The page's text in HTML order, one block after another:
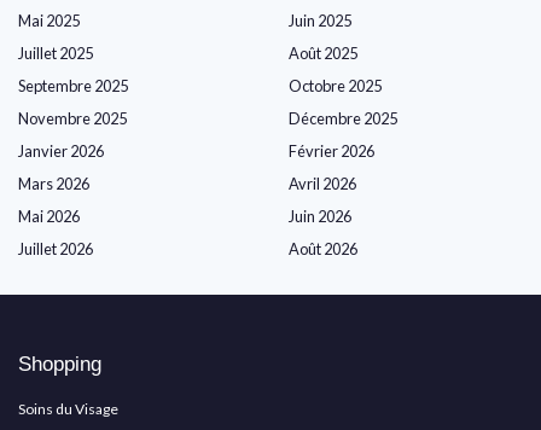
Mai 2025
Juin 2025
Juillet 2025
Août 2025
Septembre 2025
Octobre 2025
Novembre 2025
Décembre 2025
Janvier 2026
Février 2026
Mars 2026
Avril 2026
Mai 2026
Juin 2026
Juillet 2026
Août 2026
Shopping
Soins du Visage